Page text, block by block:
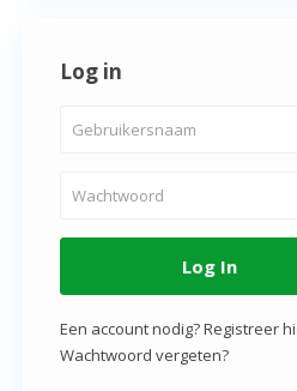
Log in
Log In
Een account nodig? Registreer
Wachtwoord vergeten?